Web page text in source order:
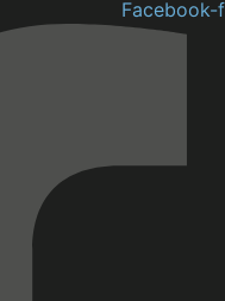
Facebook-f